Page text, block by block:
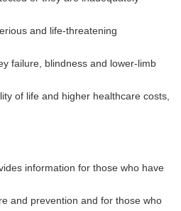
and life-threatening
failure, blindness and lower-limb
of life and higher healthcare costs,
information for those who have
and prevention and for those who